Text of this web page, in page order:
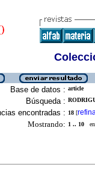
Base de datos : article
Búsqueda :
encontradas : 18 [
Mostrando: 1 .. 10 en